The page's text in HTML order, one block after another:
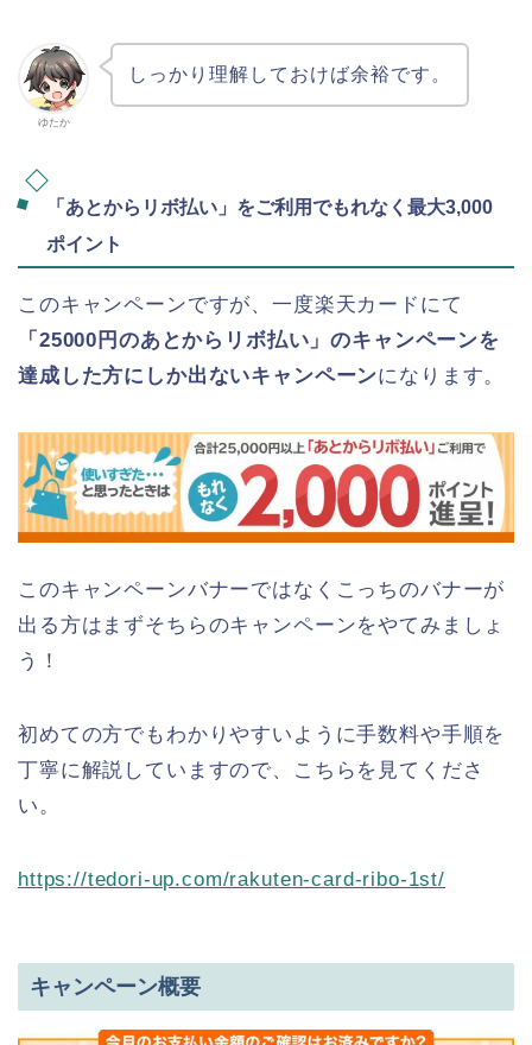
ゆたか
しっかり理解しておけば余裕です。
「あとからリボ払い」をご利用でもれなく最大3,000
ポイント
このキャンペーンですが、一度楽天カードにて
「25000円のあとからリボ払い」のキャンペーンを
達成した方にしか出ないキャンペーンになります。
このキャンペーンバナーではなくこっちのバナーが
出る方はまずそちらのキャンペーンをやてみましょ
う！
初めての方でもわかりやすいように手数料や手順を
丁寧に解説していますので、こちらを見てくださ
い。
https://tedori-up.com/rakuten-card-ribo-1st/
キャンペーン概要